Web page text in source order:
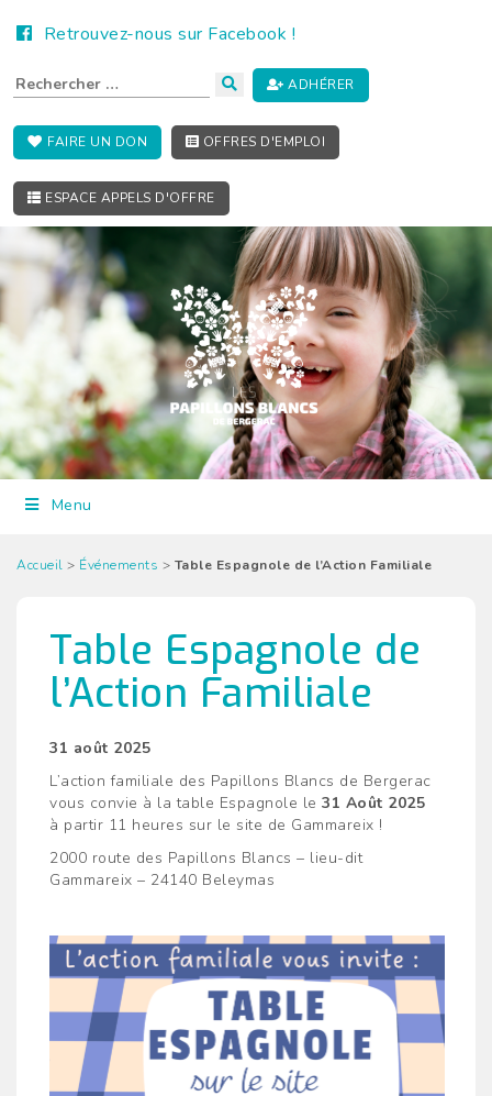
Retrouvez-nous sur Facebook !
ADHÉRER
FAIRE UN DON OFFRES D'EMPLOI
ESPACE APPELS D'OFFRE
Menu
Accueil > Événements > Table Espagnole de l’Action Familiale
Table Espagnole de
l’Action Familiale
31 août 2025
L’action familiale des Papillons Blancs de Bergerac
vous convie à la table Espagnole le 31 Août 2025
à partir 11 heures sur le site de Gammareix !
2000 route des Papillons Blancs – lieu-dit
Gammareix – 24140 Beleymas